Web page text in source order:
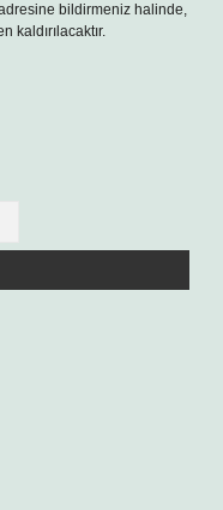
bildirmeniz halinde,
kaldırılacaktır.